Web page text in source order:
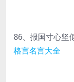
86、报国寸心坚
格言名言大全